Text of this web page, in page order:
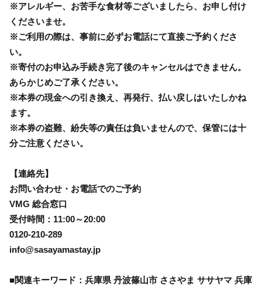
※アレルギー、お苦手な食材等ございましたら、お申し付け
くださいませ。
※ご利用の際は、事前に必ずお電話にて直接ご予約くださ
い。
※寄付のお申込み手続き完了後のキャンセルはできません。
あらかじめご了承ください。
※本券の現金への引き換え、再発行、払い戻しはいたしかね
ます。
※本券の盗難、紛失等の責任は負いませんので、保管には十
分ご注意ください。
【連絡先】
お問い合わせ・お電話でのご予約
VMG 総合窓口
受付時間：11:00～20:00
0120-210-289
info@sasayamastay.jp
■関連キーワード：兵庫県 丹波篠山市 ささやま ササヤマ 兵庫